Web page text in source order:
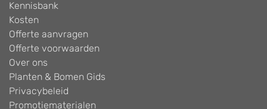
Kennisbank
Kosten
Offerte aanvragen
Offerte voorwaarden
Over ons
Planten & Bomen Gids
Privacybeleid
Promotiematerialen